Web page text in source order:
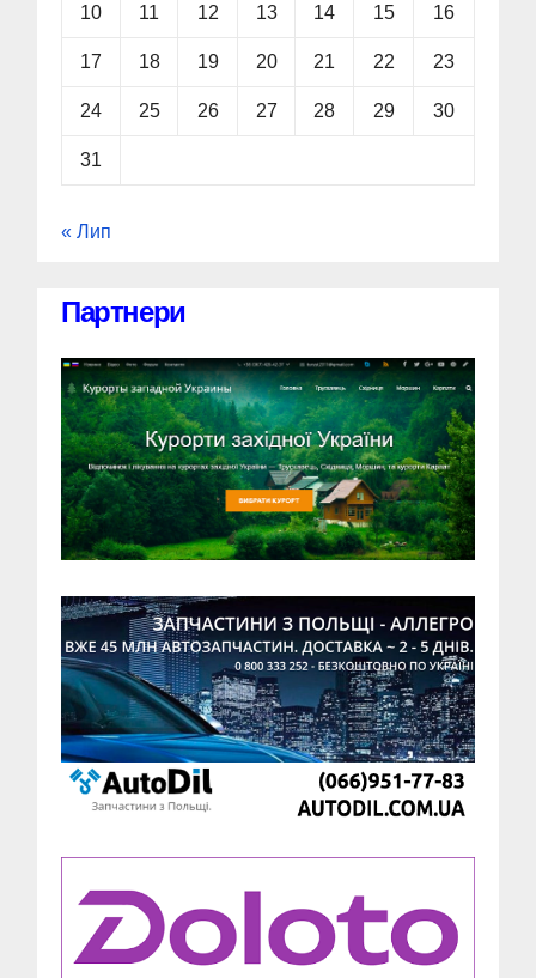
10 11 12 13 14 15 16
17 18 19 20 21 22 23
24 25 26 27 28 29 30
31
« Лип
Партнери